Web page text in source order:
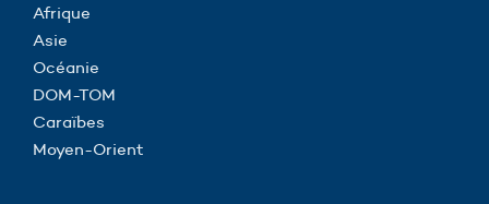
Afrique
Asie
Océanie
DOM-TOM
Caraïbes
Moyen-Orient